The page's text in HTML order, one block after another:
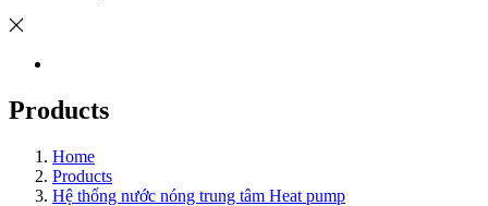
Products
Home
Products
Hệ thống nước nóng trung tâm Heat pump